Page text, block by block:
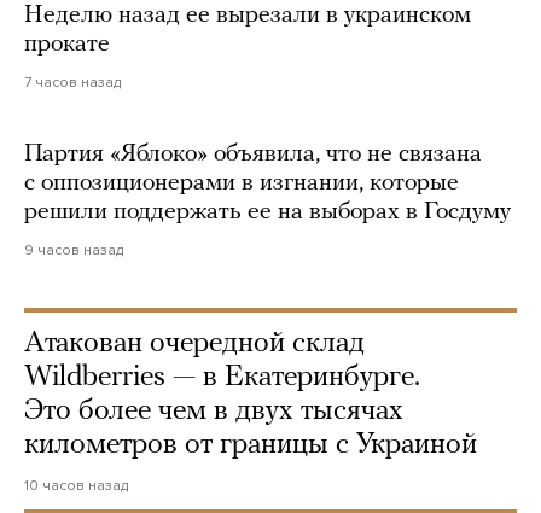
Неделю назад ее вырезали в украинском
прокате
7 часов назад
Партия «Яблоко» объявила, что не связана
с оппозиционерами в изгнании, которые
решили поддержать ее на выборах в Госдуму
9 часов назад
Атакован очередной склад
Wildberries — в Екатеринбурге.
Это более чем в двух тысячах
километров от границы с Украиной
10 часов назад